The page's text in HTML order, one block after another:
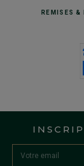
REMISES&